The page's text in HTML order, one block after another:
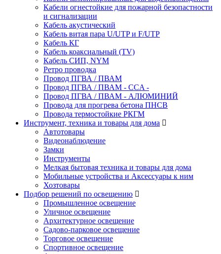
Кабели огнестойкие для пожарной безопастности
и сигнализации
Кабель акустический
Кабель витая пара U/UTP и F/UTP
Кабель КГ
Кабель коаксиальный (TV)
Кабель СИП, NYM
Ретро проводка
Провод ПГВА / ПВАМ
Провод ПГВА / ПВАМ - CCA -
Провод ПГВА / ПВАМ - АЛЮМИНИЙ
Провода для прогрева бетона ПНСВ
Провода термостойкие РКГМ
Инструмент, техника и товары для дома
Автотовары
Видеонаблюдение
Замки
Инструменты
Мелкая бытовая техника и товары для дома
Мобильные устройства и Аксессуары к ним
Хозтовары
Подбор решений по освещению
Промышленное освещение
Уличное освещение
Архитектурное освещение
Садово-парковое освещение
Торговое освещение
Спортивное освещение